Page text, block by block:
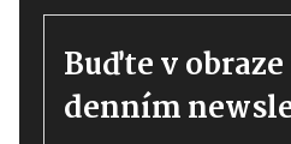
Buďte v
denním